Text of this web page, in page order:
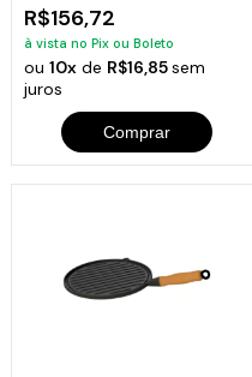
R$156,72
à vista no Pix ou Boleto
ou10x de R$16,85sem
juros
Comprar